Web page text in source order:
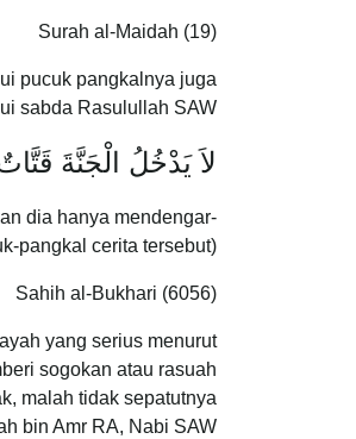
Surah al-Maidah (19)
pucuk pangkalnya juga
sabda Rasulullah SAW:
لاَ يَدْخُلُ الْجَنَّةَ
dia hanya mendengar-
pangkal cerita tersebut).
Sahih al-Bukhari (6056)
yang serius menurut
sogokan atau rasuah
malah tidak sepatutnya
bin Amr RA, Nabi SAW